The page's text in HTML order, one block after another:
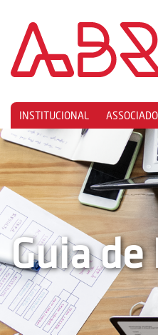
INSTITUCIONAL
Guia de